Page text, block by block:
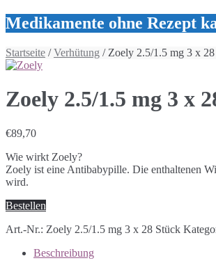
Medikamente ohne Rezept
Startseite /Verhütung / Zoely 2.5/1.5 mg 3 x
Zoely 2.5/1.5 mg 3 x
€89,70
Wie wirkt Zoely?
Zoely ist eine Antibabypille. Die enthaltenen
wird.
Bestellen
Art.-Nr.: Zoely 2.5/1.5 mg 3 x 28 Stück
Beschreibung